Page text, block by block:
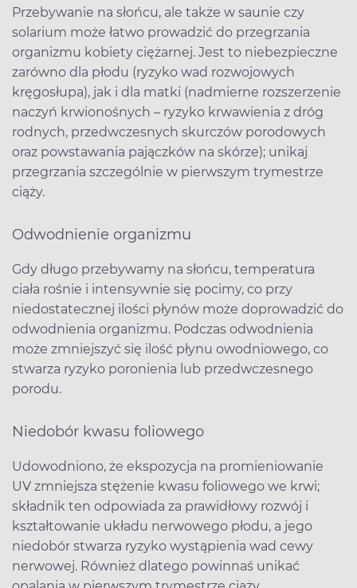
Przebywanie na słońcu, ale także w saunie czy
solarium może łatwo prowadzić do przegrzania
organizmu kobiety ciężarnej. Jest to niebezpieczne
zarówno dla płodu (ryzyko wad rozwojowych
kręgosłupa), jak i dla matki (nadmierne rozszerzenie
naczyń krwionośnych – ryzyko krwawienia z dróg
rodnych, przedwczesnych skurczów porodowych
oraz powstawania pajączków na skórze); unikaj
przegrzania szczególnie w pierwszym trymestrze
ciąży.
Odwodnienie organizmu
Gdy długo przebywamy na słońcu, temperatura
ciała rośnie i intensywnie się pocimy, co przy
niedostatecznej ilości płynów może doprowadzić do
odwodnienia organizmu. Podczas odwodnienia
może zmniejszyć się ilość płynu owodniowego, co
stwarza ryzyko poronienia lub przedwczesnego
porodu.
Niedobór kwasu foliowego
Udowodniono, że ekspozycja na promieniowanie
UV zmniejsza stężenie kwasu foliowego we krwi;
składnik ten odpowiada za prawidłowy rozwój i
kształtowanie układu nerwowego płodu, a jego
niedobór stwarza ryzyko wystąpienia wad cewy
nerwowej. Również dlatego powinnaś unikać